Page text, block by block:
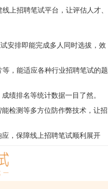
上招聘笔试平台，让评估人才、
安排即能完成多人同时选拔，效
，能适应各种行业招聘笔试的题
绩排名等统计数据一目了然。
检测等多方位防作弊技术，让招
，保障线上招聘笔试顺利展开